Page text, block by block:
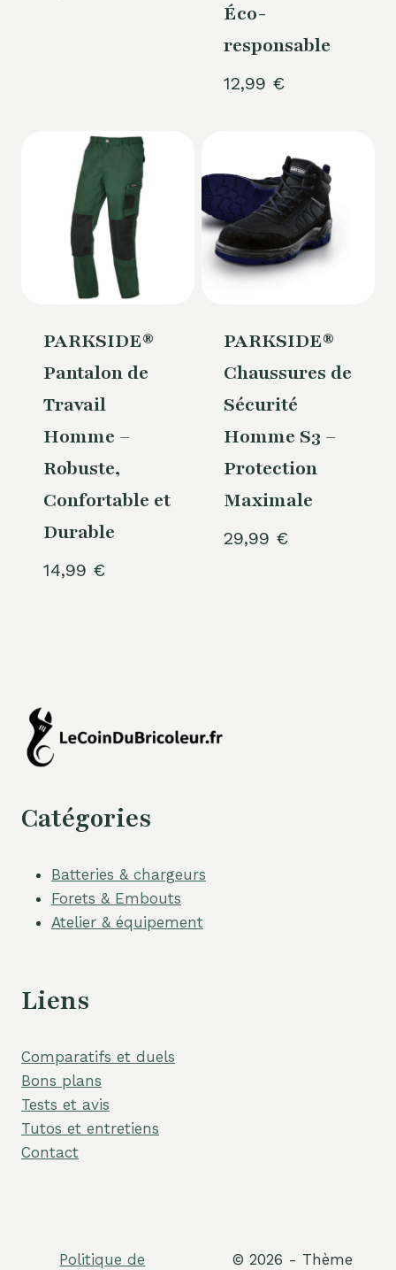
Éco-
responsable
12,99 €
PARKSIDE®
Pantalon de
Travail
Homme –
Robuste,
Confortable et
Durable
14,99 €
PARKSIDE®
Chaussures de
Sécurité
Homme S3 –
Protection
Maximale
29,99 €
Catégories
Batteries & chargeurs
Forets & Embouts
Atelier & équipement
Liens
Comparatifs et duels
Bons plans
Tests et avis
Tutos et entretiens
Contact
Politique de © 2026 - Thème